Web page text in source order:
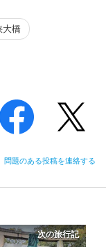
大橋
問題のある投稿を連絡する
次の旅行記